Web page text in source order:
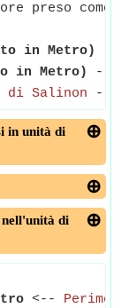
preso come
in Metro)
in Metro)
-
di Salinon -
in unità di
di
<--